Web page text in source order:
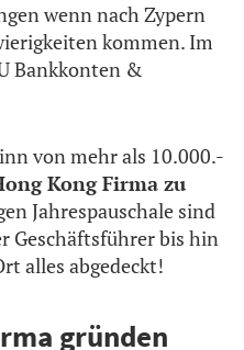
wenn nach Zypern
kommen. Im
Bankkonten &
von mehr als 10.000.-
Kong Firma zu
Jahrespauschale sind
Geschäftsführer bis hin
alles abgedeckt!
gründen